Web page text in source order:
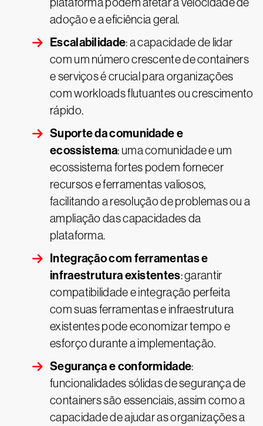
adoção e a eficiência geral.
Escalabilidade: a capacidade de lidar
com um número crescente de containers
e serviços é crucial para organizações
com workloads flutuantes ou crescimento
rápido.
Suporte da comunidade e
ecossistema: uma comunidade e um
ecossistema fortes podem fornecer
recursos e ferramentas valiosos,
facilitando a resolução de problemas ou a
ampliação das capacidades da
plataforma.
Integração com ferramentas e
infraestrutura existentes: garantir
compatibilidade e integração perfeita
com suas ferramentas e infraestrutura
existentes pode economizar tempo e
esforço durante a implementação.
Segurança e conformidade:
funcionalidades sólidas de segurança de
containers são essenciais, assim como a
capacidade de ajudar as organizações a